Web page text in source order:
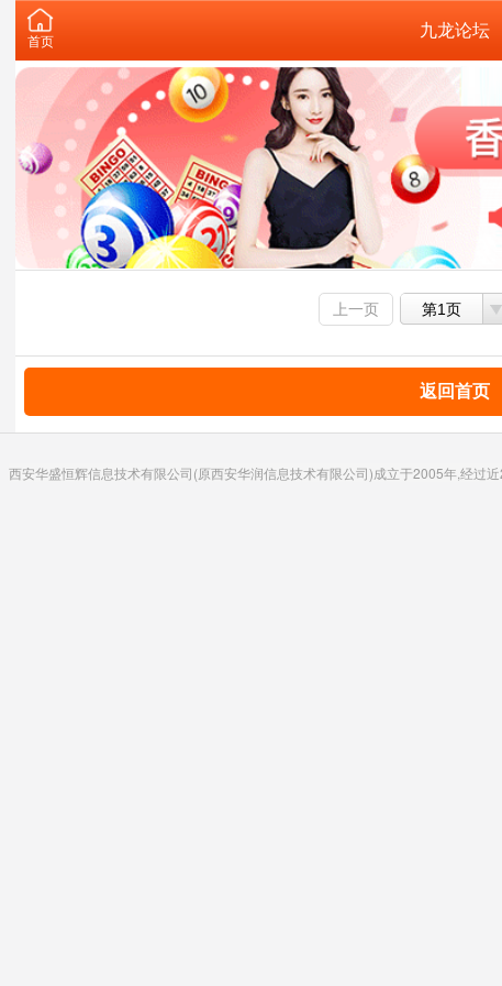
首页
九龙论坛
上一页 第1页
返回首页
西安华盛恒辉信息技术有限公司(原西安华润信息技术有限公司)成立于2005年,经过